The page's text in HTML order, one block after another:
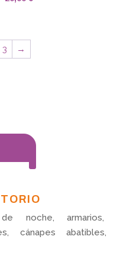
3 →
noche, armarios,
cánapes abatibles,